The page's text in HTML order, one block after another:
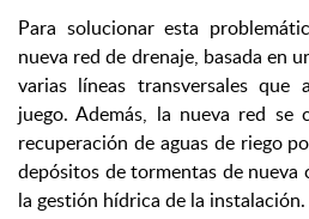
Para solucionar esta
nueva red de drenaje, basada en
varias líneas transversales que
juego. Además, la nueva red se
recuperación de aguas de riego
depósitos de tormentas de nueva
la gestión hídrica de la instalación.